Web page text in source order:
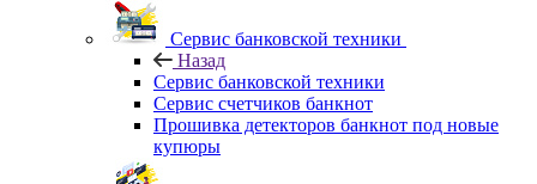
Сервис банковской техники
Назад
Сервис банковской техники
Сервис счетчиков банкнот
Прошивка детекторов банкнот под новые
купюры